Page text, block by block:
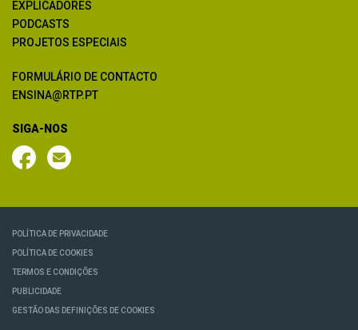
EXPLICADORES
PODCASTS
PROJETOS ESPECIAIS
FORMULÁRIO DE CONTACTO
ENSINA@RTP.PT
SIGA-NOS
POLÍTICA DE PRIVACIDADE
POLÍTICA DE COOKIES
TERMOS E CONDIÇÕES
PUBLICIDADE
GESTÃO DAS DEFINIÇÕES DE COOKIES